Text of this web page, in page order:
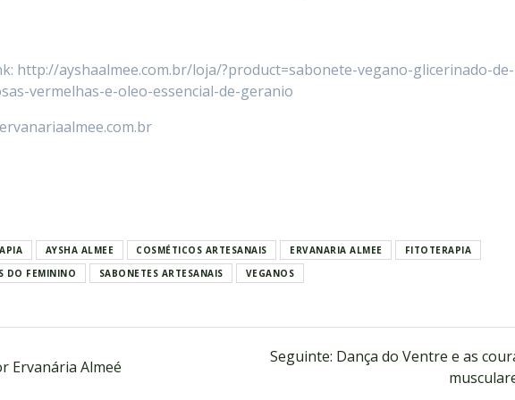
http://ayshaalmee.com.br/loja/?product=sabonete-vegano-glicerinado-de-
vermelhas-e-oleo-essencial-de-geranio
AYSHA ALMEE COSMÉTICOS ARTESANAIS ERVANARIA ALMEE
FITOTERAPIA
DO FEMININO SABONETES ARTESANAIS VEGANOS
Ervanária Almeé
Seguinte: Dança do Ventre e as